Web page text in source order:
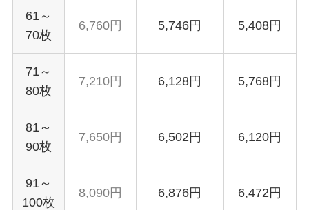
61～
70枚
6,760円 5,746円 5,408円
71～
80枚
7,210円 6,128円 5,768円
81～
90枚
7,650円 6,502円 6,120円
91～
100枚
8,090円 6,876円 6,472円